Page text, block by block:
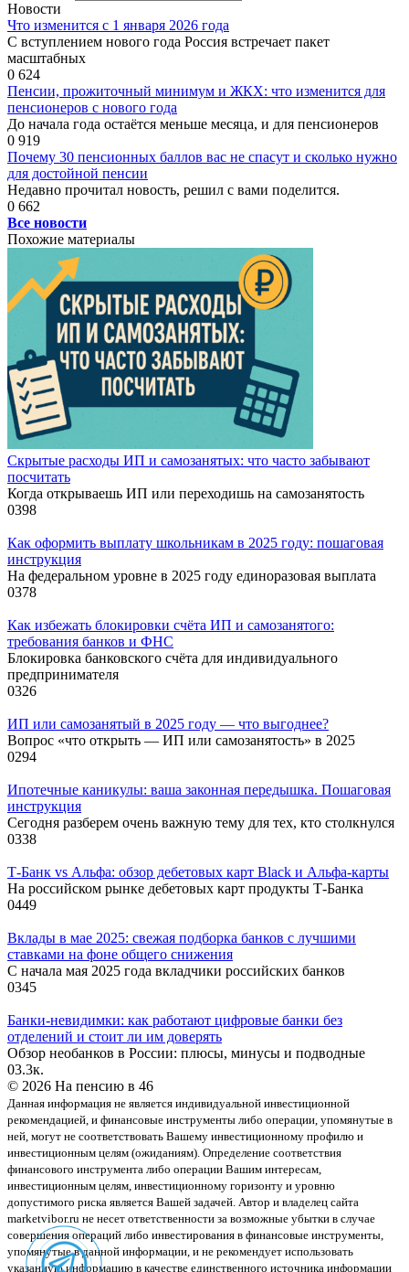
Новости
Что изменится с 1 января 2026 года
С вступлением нового года Россия встречает пакет
масштабных
0 624
Пенсии, прожиточный минимум и ЖКХ: что изменится для
пенсионеров с нового года
До начала года остаётся меньше месяца, и для пенсионеров
0 919
Почему 30 пенсионных баллов вас не спасут и сколько нужно
для достойной пенсии
Недавно прочитал новость, решил с вами поделится.
0 662
Все новости
Похожие материалы
Скрытые расходы ИП и самозанятых: что часто забывают
посчитать
Когда открываешь ИП или переходишь на самозанятость
0398
Как оформить выплату школьникам в 2025 году: пошаговая
инструкция
На федеральном уровне в 2025 году единоразовая выплата
0378
Как избежать блокировки счёта ИП и самозанятого:
требования банков и ФНС
Блокировка банковского счёта для индивидуального
предпринимателя
0326
ИП или самозанятый в 2025 году — что выгоднее?
Вопрос «что открыть — ИП или самозанятость» в 2025
0294
Ипотечные каникулы: ваша законная передышка. Пошаговая
инструкция
Сегодня разберем очень важную тему для тех, кто столкнулся
0338
Т-Банк vs Альфа: обзор дебетовых карт Black и Альфа-карты
На российском рынке дебетовых карт продукты Т-Банка
0449
Вклады в мае 2025: свежая подборка банков с лучшими
ставками на фоне общего снижения
С начала мая 2025 года вкладчики российских банков
0345
Банки-невидимки: как работают цифровые банки без
отделений и стоит ли им доверять
Обзор необанков в России: плюсы, минусы и подводные
03.3к.
© 2026 На пенсию в 46
Данная информация не является индивидуальной инвестиционной
рекомендацией, и финансовые инструменты либо операции, упомянутые в
ней, могут не соответствовать Вашему инвестиционному профилю и
инвестиционным целям (ожиданиям). Определение соответствия
финансового инструмента либо операции Вашим интересам,
инвестиционным целям, инвестиционному горизонту и уровню
допустимого риска является Вашей задачей. Автор и владелец сайта
marketvibor.ru не несет ответственности за возможные убытки в случае
совершения операций либо инвестирования в финансовые инструменты,
упомянутые в данной информации, и не рекомендует использовать
указанную информацию в качестве единственного источника информации